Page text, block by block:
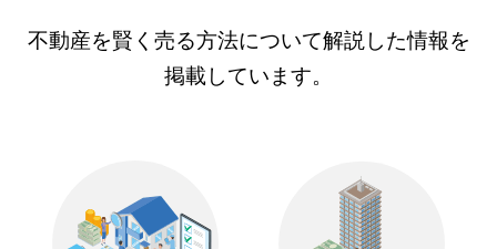
不動産を賢く売る方法について解説した情報を
掲載しています。